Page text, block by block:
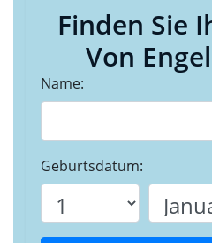
Finden Sie
Von
Name:
Geburtsdatum: